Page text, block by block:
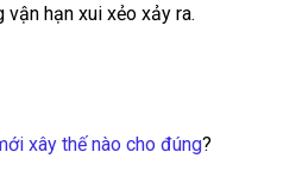
vận hạn xui xẻo xảy ra.
xây thế nào cho đúng?